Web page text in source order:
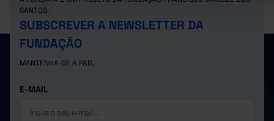
SANTOS.
SUBSCREVER A NEWSLETTER DA
FUNDAÇÃO
MANTENHA-SE A PAR.
E-MAIL